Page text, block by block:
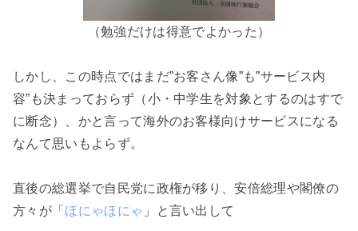
（勉強だけは得意でよかった）
しかし、この時点ではまだ”お客さん像”も”サービス内
容”も決まっておらず（小・中学生を対象とするのはすで
に断念）、かと言って海外のお客様向けサービスになる
なんて思いもよらず。
直後の総選挙で自民党に政権が移り、安倍総理や閣僚の
方々が「 ほにゃほにゃ 」と言い出して